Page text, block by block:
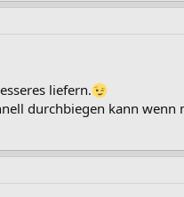
liefern.
durchbiegen kann wenn